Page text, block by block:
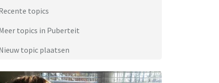
topics
topics in Puberteit
topic plaatsen